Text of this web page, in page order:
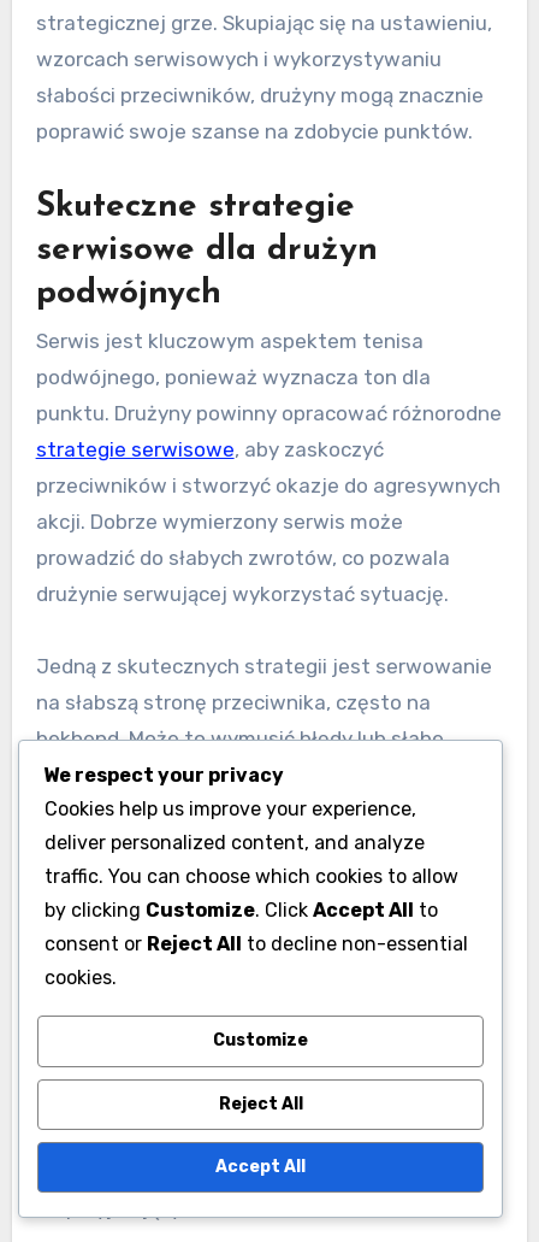
strategicznej grze. Skupiając się na ustawieniu,
wzorcach serwisowych i wykorzystywaniu
słabości przeciwników, drużyny mogą znacznie
poprawić swoje szanse na zdobycie punktów.
Skuteczne strategie
serwisowe dla drużyn
podwójnych
Serwis jest kluczowym aspektem tenisa
podwójnego, ponieważ wyznacza ton dla
punktu. Drużyny powinny opracować różnorodne
strategie serwisowe, aby zaskoczyć
przeciwników i stworzyć okazje do agresywnych
akcji. Dobrze wymierzony serwis może
prowadzić do słabych zwrotów, co pozwala
drużynie serwującej wykorzystać sytuację.
Jedną z skutecznych strategii jest serwowanie
na słabszą stronę przeciwnika, często na
bekhend. Może to wymusić błędy lub słabe
zwroty, dając drużynie serwującej szansę na
przejęcie kontroli nad punktem. Dodatkowo,
zmiana prędkości i umiejscowienia serwisu
może zakłócić rytm przeciwników.
Używaj mieszanki serwisów płaskich, z
rotacją i kick, aby zdezorientować
Komunikuj się z partnerem na temat
umiejscowienia serwisu i pozycji po serwisie.
Rozważ serwowanie i wolejowanie, aby
natychmiast wywrzeć presję na
We respect your privacy
Cookies help us improve your experience,
deliver personalized content, and analyze
traffic. You can choose which cookies to allow
by clicking Customize. Click Accept All to
consent or Reject All to decline non-essential
cookies.
Customize
Reject All
Accept All